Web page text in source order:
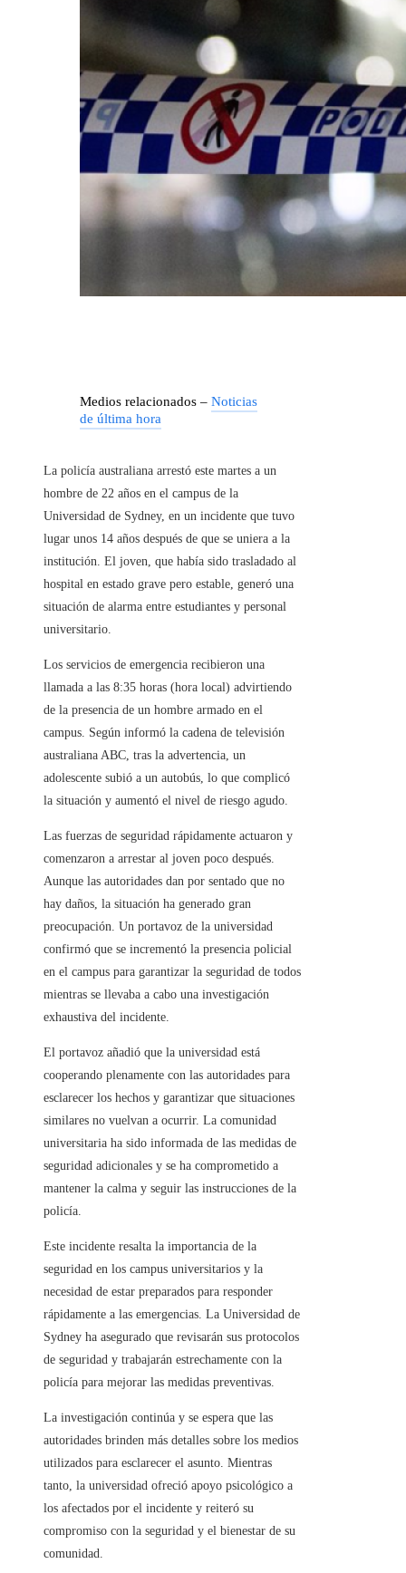
Medios relacionados – Noticias
de última hora
La policía australiana arrestó este martes a un
hombre de 22 años en el campus de la
Universidad de Sydney, en un incidente que tuvo
lugar unos 14 años después de que se uniera a la
institución. El joven, que había sido trasladado al
hospital en estado grave pero estable, generó una
situación de alarma entre estudiantes y personal
universitario.
Los servicios de emergencia recibieron una
llamada a las 8:35 horas (hora local) advirtiendo
de la presencia de un hombre armado en el
campus. Según informó la cadena de televisión
australiana ABC, tras la advertencia, un
adolescente subió a un autobús, lo que complicó
la situación y aumentó el nivel de riesgo agudo.
Las fuerzas de seguridad rápidamente actuaron y
comenzaron a arrestar al joven poco después.
Aunque las autoridades dan por sentado que no
hay daños, la situación ha generado gran
preocupación. Un portavoz de la universidad
confirmó que se incrementó la presencia policial
en el campus para garantizar la seguridad de todos
mientras se llevaba a cabo una investigación
exhaustiva del incidente.
El portavoz añadió que la universidad está
cooperando plenamente con las autoridades para
esclarecer los hechos y garantizar que situaciones
similares no vuelvan a ocurrir. La comunidad
universitaria ha sido informada de las medidas de
seguridad adicionales y se ha comprometido a
mantener la calma y seguir las instrucciones de la
policía.
Este incidente resalta la importancia de la
seguridad en los campus universitarios y la
necesidad de estar preparados para responder
rápidamente a las emergencias. La Universidad de
Sydney ha asegurado que revisarán sus protocolos
de seguridad y trabajarán estrechamente con la
policía para mejorar las medidas preventivas.
La investigación continúa y se espera que las
autoridades brinden más detalles sobre los medios
utilizados para esclarecer el asunto. Mientras
tanto, la universidad ofreció apoyo psicológico a
los afectados por el incidente y reiteró su
compromiso con la seguridad y el bienestar de su
comunidad.